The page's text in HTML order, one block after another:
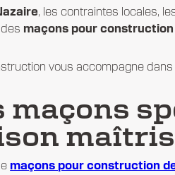
, les contraintes locales,
maçons pour
vous accompagne
maçons
maçons pour construction